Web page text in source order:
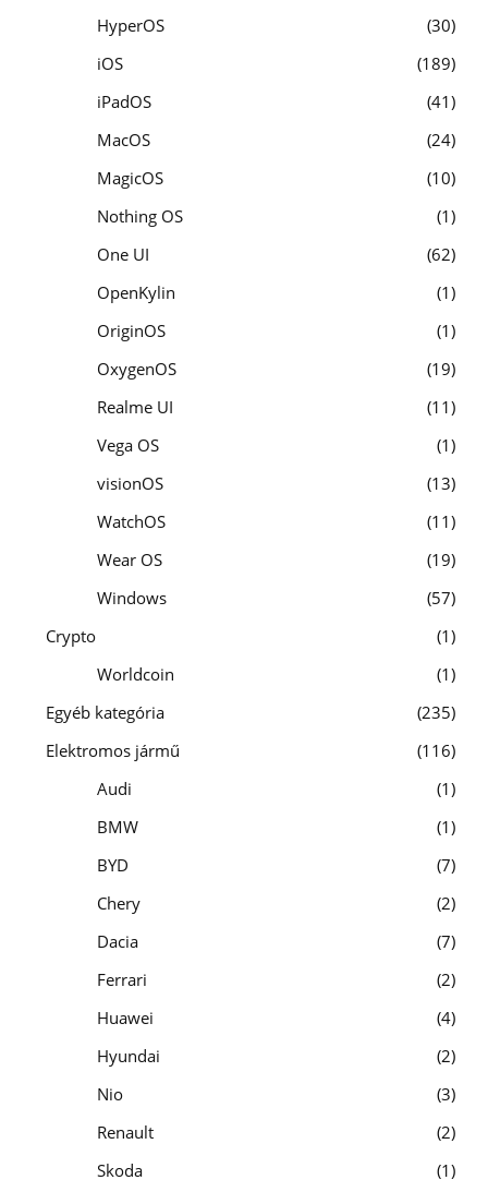
HyperOS
30
iOS
189
iPadOS
41
MacOS
24
MagicOS
10
Nothing OS
1
One UI
62
OpenKylin
1
OriginOS
1
OxygenOS
19
Realme UI
11
Vega OS
1
visionOS
13
WatchOS
11
Wear OS
19
Windows
57
Crypto
1
Worldcoin
1
Egyéb kategória
235
Elektromos jármű
116
Audi
1
BMW
1
BYD
7
Chery
2
Dacia
7
Ferrari
2
Huawei
4
Hyundai
2
Nio
3
Renault
2
Skoda
1